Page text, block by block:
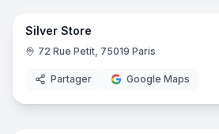
Silver Store
72 Rue Petit, 75019 Paris
Partager Google Maps